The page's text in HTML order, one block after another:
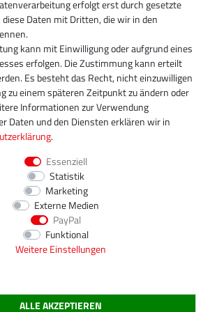
740
740
745
18:00 Uhr
erfolgt erst durch gesetzte
diese Daten mit Dritten, die wir in den
kann mit Einwilligung oder aufgrund eines
erfolgen. Die Zustimmung kann erteilt
Es besteht das Recht, nicht einzuwilligen
zu einem späteren Zeitpunkt zu ändern oder
Informationen zur Verwendung
Daten und den Diensten erklären wir in
.
Essenziell
Statistik
Marketing
Externe Medien
PayPal
Funktional
Weitere Einstellungen
ALLE AKZEPTIEREN